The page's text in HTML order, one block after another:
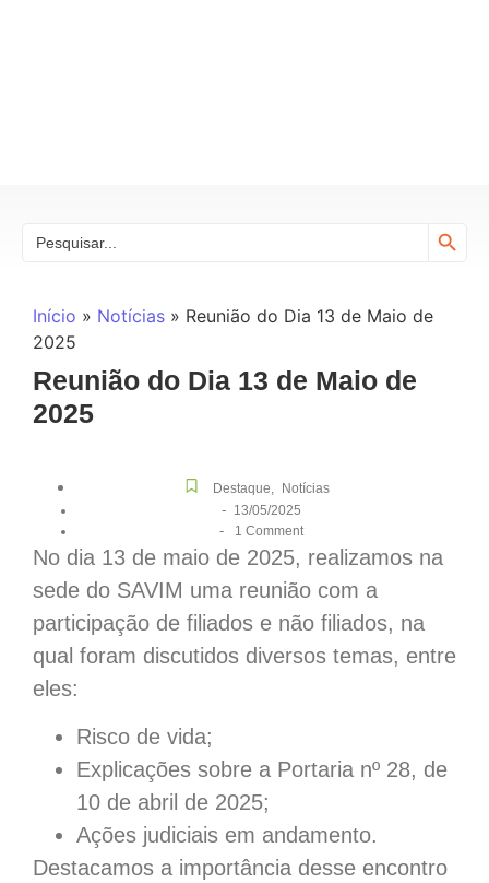
for:
Início » Notícias » Reunião do Dia 13 de Maio de
2025
Reunião do Dia 13 de Maio de
2025
Destaque, Notícias
- 13/05/2025
- 1 Comment
No dia 13 de maio de 2025, realizamos na
sede do SAVIM uma reunião com a
participação de filiados e não filiados, na
qual foram discutidos diversos temas, entre
eles:
Risco de vida;
Explicações sobre a Portaria nº 28, de
10 de abril de 2025;
Ações judiciais em andamento.
Destacamos a importância desse encontro